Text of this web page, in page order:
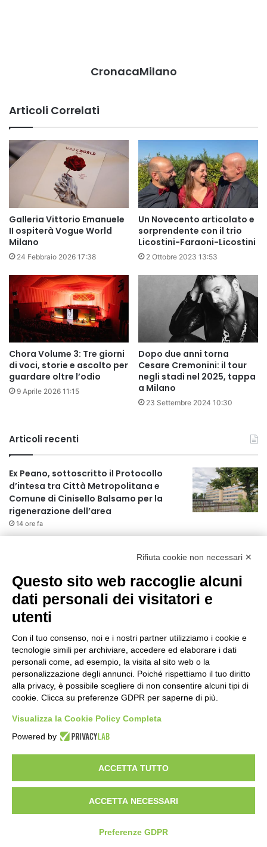
CronacaMilano
Articoli Correlati
Galleria Vittorio Emanuele
II ospiterà Vogue World
Milano
24 Febbraio 2026 17:38
Un Novecento articolato e
sorprendente con il trio
Licostini-Faraoni-Licostini
2 Ottobre 2023 13:53
Chora Volume 3: Tre giorni
di voci, storie e ascolto per
guardare oltre l’odio
9 Aprile 2026 11:15
Dopo due anni torna
Cesare Cremonini: il tour
negli stadi nel 2025, tappa
a Milano
23 Settembre 2024 10:30
Articoli recenti
Ex Peano, sottoscritto il Protocollo
d’intesa tra Città Metropolitana e
Comune di Cinisello Balsamo per la
rigenerazione dell’area
14 ore fa
Ex mercato Selinunte, via libera alle
linee di indirizzo per il nuovo spazio
socio-aggregativo dedicato ai giovani
17 ore fa
Assegnati a Sogemi quattro mercati
comunali coperti
18 ore fa
Guidi Cingolani, Zampori e Marchelli
24 ore fa
Visibileweb - IT03270560802 - info@cronacamilano.it
Privacy Policy
Rifiuta cookie non necessari ✕
Questo sito web raccoglie alcuni
dati personali dei visitatori e
utenti
Con il tuo consenso, noi e i nostri partner utilizziamo i cookie e
tecnologie simili per archiviare, accedere ed elaborare i dati
personali come, ad esempio, la visita al sito web o la
personalizzazione degli annunci. Poiché rispettiamo il tuo diritto
alla privacy, è possibile scegliere di non consentire alcuni tipi di
cookie. Clicca su preferenze GDPR per saperne di più.
Visualizza la Cookie Policy Completa
Powered by
ACCETTA TUTTO
ACCETTA NECESSARI
Preferenze GDPR